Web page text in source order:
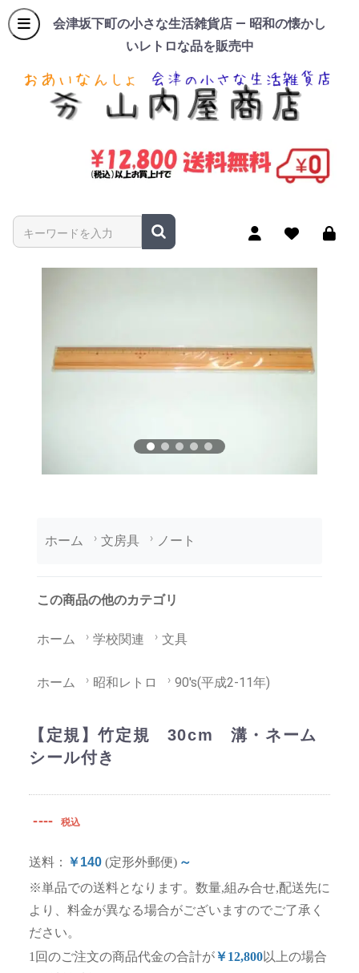
会津坂下町の小さな生活雑貨店 — 昭和の懐かし
いレトロな品を販売中
商品名やキーワードを入力
ホーム 文房具 ノート
この商品の他のカテゴリ
ホーム 学校関連 文具
ホーム 昭和レトロ 90's(平成2-11年)
【定規】竹定規 30cm 溝・ネーム
シール付き
---- 税込
送料： ￥140 (定形外郵便) ～
※単品での送料となります。数量,組み合せ,配送先に
より、料金が異なる場合がございますのでご了承く
ださい。
1回のご注文の商品代金の合計が￥12,800以上の場合